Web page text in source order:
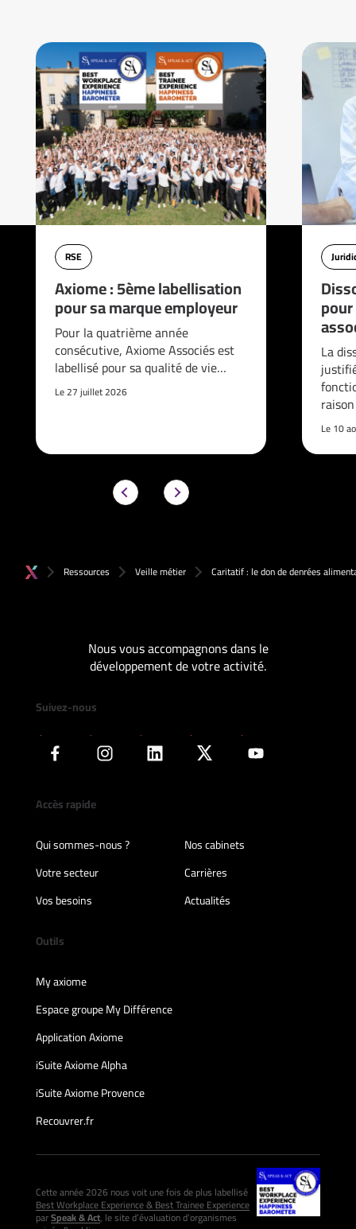
RSE
Axiome : 5ème labellisation
pour sa marque employeur
Pour la quatrième année
consécutive, Axiome Associés est
labellisé pour sa qualité de vie…
Le 27 juillet 2026
La
Le 10
Ressources Veille métier Caritatif : le don de denrées
Nous vous accompagnons dans le
développement de votre activité.
Suivez-nous
Accès rapide
Qui sommes-nous ?
Nos cabinets
Votre secteur
Carrières
Vos besoins
Actualités
Outils
My axiome
Espace groupe My Différence
Application Axiome
iSuite Axiome Alpha
iSuite Axiome Provence
Recouvrer.fr
Cette année 2026 nous voit une fois de plus labellisé
Best Workplace Experience & Best Trainee Experience
parSpeak & Act, le site d’évaluation d’organismes